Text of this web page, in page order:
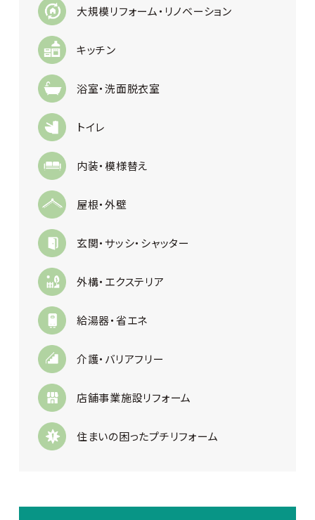
大規模リフォーム・リノベーション
キッチン
浴室・洗面脱衣室
トイレ
内装・模様替え
屋根・外壁
玄関・サッシ・シャッター
外構・エクステリア
給湯器・省エネ
介護・バリアフリー
店舗事業施設リフォーム
住まいの困ったプチリフォーム